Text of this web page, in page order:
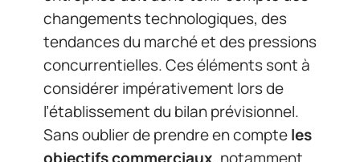
changements technologiques, des
tendances du marché et des pressions
concurrentielles. Ces éléments sont à
considérer impérativement lors de
l’établissement du bilan prévisionnel.
Sans oublier de prendre en compteles